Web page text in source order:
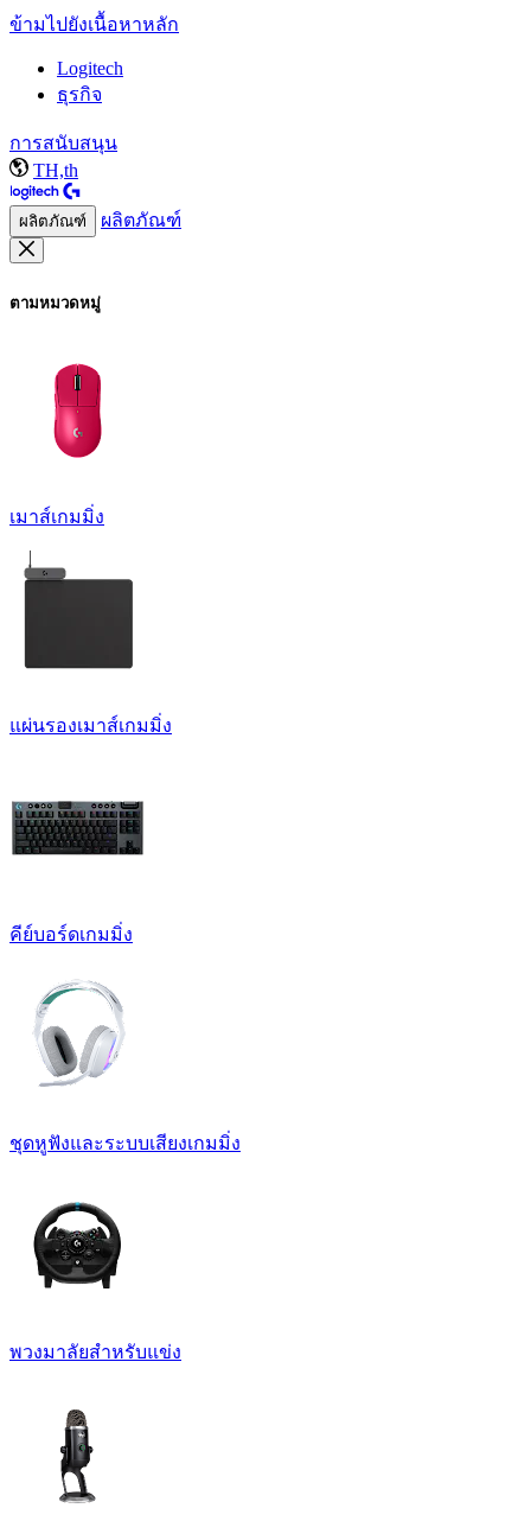
ข้ามไปยังเนื้อหาหลัก
Logitech
ธุรกิจ
การสนับสนุน
TH,th
ผลิตภัณฑ์ ผลิตภัณฑ์
ตามหมวดหมู่
เมาส์เกมมิ่ง
แผ่นรองเมาส์เกมมิ่ง
คีย์บอร์ดเกมมิ่ง
ชุดหูฟังและระบบเสียงเกมมิ่ง
พวงมาลัยสำหรับแข่ง